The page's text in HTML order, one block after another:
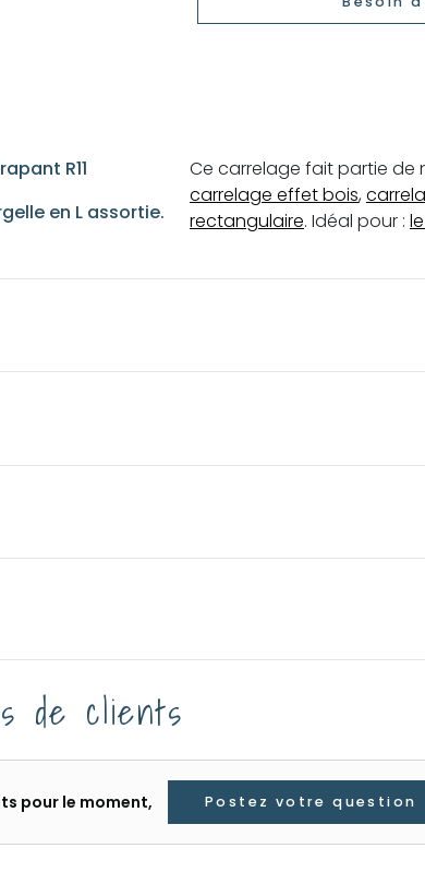
R11
en L assortie.
Ce carrelage fait partie de
carrelage effet bois,
rectangulaire . Idéal pour :
de clients
pour le moment, Postez votre question